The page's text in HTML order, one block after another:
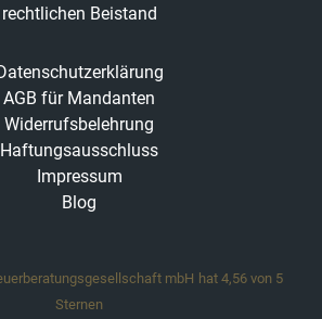
rechtlichen Beistand
AGB für Mandanten
Widerrufsbelehrung
Haftungsausschluss
Impressum
Blog
mbH hat 4,56 von 5
Sternen